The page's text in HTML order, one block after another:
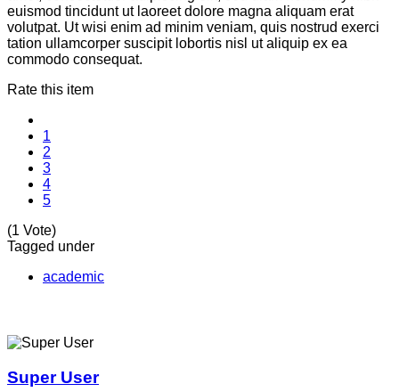
euismod tincidunt ut laoreet dolore magna aliquam erat
volutpat. Ut wisi enim ad minim veniam, quis nostrud exerci
tation ullamcorper suscipit lobortis nisl ut aliquip ex ea
commodo consequat.
Rate this item
1
2
3
4
5
(1 Vote)
Tagged under
academic
Super User